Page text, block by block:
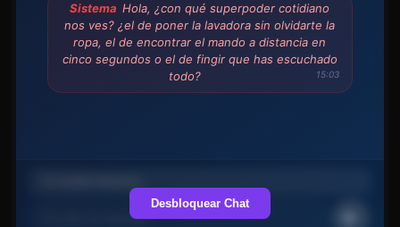
Sistema Hola, ¿con qué superpoder cotidiano
nos ves? ¿el de poner la lavadora sin olvidarte la
ropa, el de encontrar el mando a distancia en
cinco segundos o el de fingir que has escuchado
todo?
15:03
Desbloquear Chat